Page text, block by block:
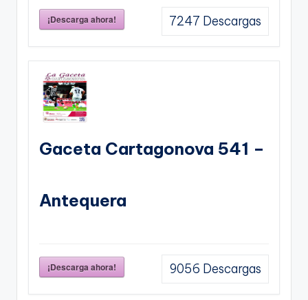
¡Descarga ahora! 7247 Descargas
Gaceta Cartagonova 541 –
Antequera
¡Descarga ahora! 9056 Descargas